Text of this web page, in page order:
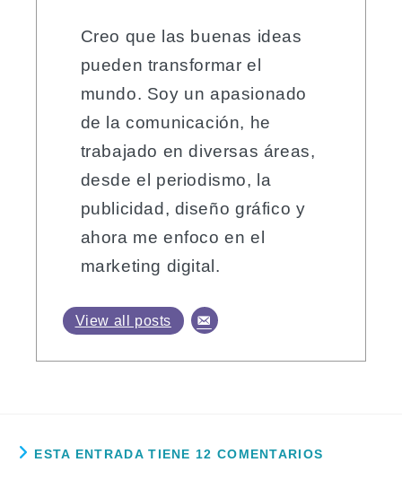
Creo que las buenas ideas
pueden transformar el
mundo. Soy un apasionado
de la comunicación, he
trabajado en diversas áreas,
desde el periodismo, la
publicidad, diseño gráfico y
ahora me enfoco en el
marketing digital.
View all posts
ESTA ENTRADA TIENE 12 COMENTARIOS